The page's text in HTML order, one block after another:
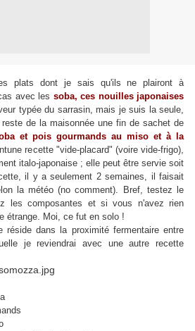
plats dont je sais qu'ils ne plairont à
avec les soba, ces nouilles japonaises
typée du sarrasin, mais je suis la seule,
de la maisonnée une fin de sachet de
et pois gourmands au miso et à la
recette "vide-placard" (voire vide-frigo),
italo-japonaise ; elle peut être servie soit
il y a seulement 2 semaines, il faisait
la météo (no comment). Bref, testez le
les composantes et si vous n'avez rien
étrange. Moi, ce fut en solo !
réside dans la proximité fermentaire entre
je reviendrai avec une autre recette